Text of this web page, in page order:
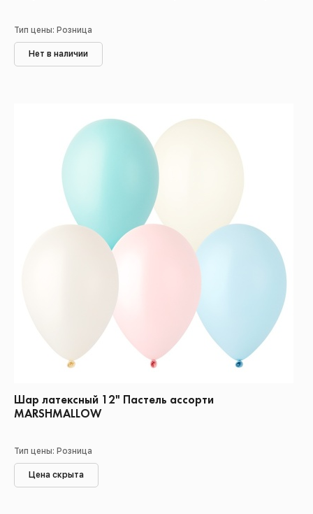
Тип цены: Розница
Нет в наличии
Шар латексный 12" Пастель ассорти
MARSHMALLOW
Тип цены: Розница
Цена скрыта